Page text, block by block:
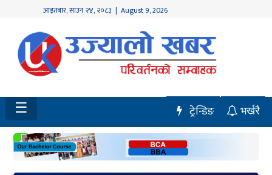
आइतबार,साउन २४, २०८३ | August 9, 2026
होमपेज
नवलपुर
विशेष
मध्य
नेपाल
☰ भर्खरै
ट्रेन्डिङ